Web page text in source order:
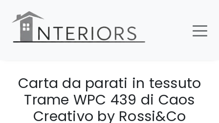
Carta da parati in tessuto
Trame WPC 439 di Caos
Creativo by Rossi&Co